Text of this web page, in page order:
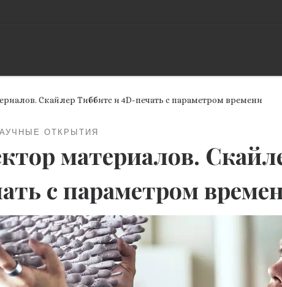
Скайлер Тиббитс и 4D-печать с параметром времени
ОТКРЫТИЯ
материалов.
с параметром